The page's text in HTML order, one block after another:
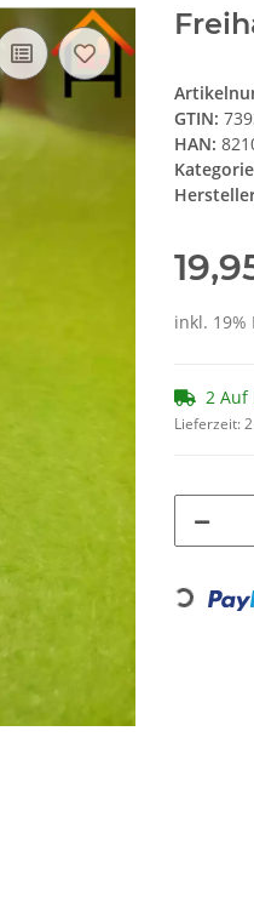
GTIN:
HAN:
inkl. 19%
2 Auf
Lieferzeit:
Loading...